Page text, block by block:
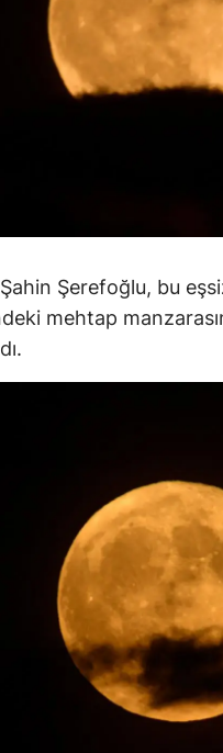
Ordu
Rize
Sivas
Tunceli
Şanlıurfa
Uşak
Van
Yozgat
Zonguldak
Şerefoğlu, bu
mehtap